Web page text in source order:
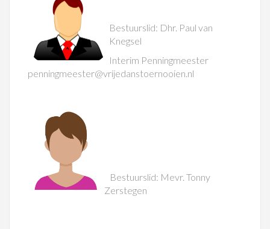
Bestuurslid: Dhr. Paul van
Knegsel
Interim Penningmeester
penningmeester@vrijedanstoernooien.nl
Bestuurslid: Mevr. Tonny
Zerstegen